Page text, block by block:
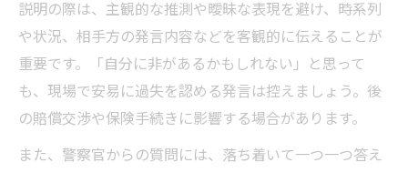
説明の際は、主観的な推測や曖昧な表現を避け、時系列
や状況、相手方の発言内容などを客観的に伝えることが
重要です。「自分に非があるかもしれない」と思って
も、現場で安易に過失を認める発言は控えましょう。後
の賠償交渉や保険手続きに影響する場合があります。
また、警察官からの質問には、落ち着いて一つ一つ答え